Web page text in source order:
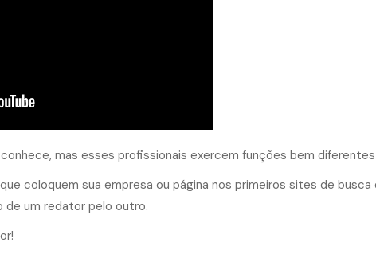
mas esses profissionais exercem funções bem
coloquem sua empresa ou página nos primeiros sites de busca
de um redator pelo outro.